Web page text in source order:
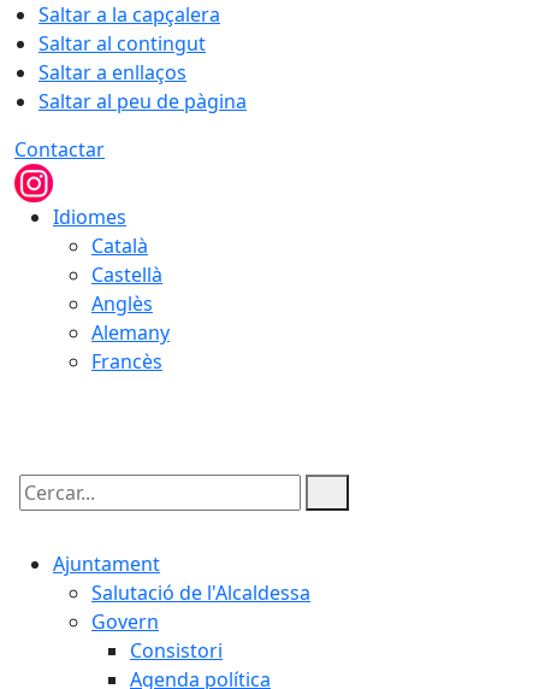
Saltar a la capçalera
Saltar al contingut
Saltar a enllaços
Saltar al peu de pàgina
Contactar
Idiomes
Català
Castellà
Anglès
Alemany
Francès
Cercar:
Ajuntament
Salutació de l'Alcaldessa
Govern
Consistori
Agenda política